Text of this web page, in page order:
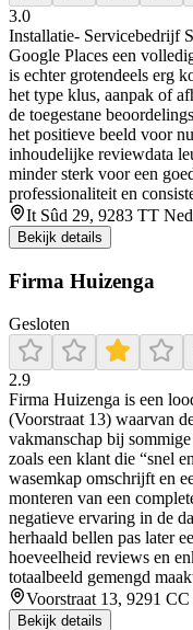
3.0
Installatie- Servicebedrijf
Google Places een
is echter grotendeels erg
het type klus, aanpak of
de toegestane
het positieve beeld voor
inhoudelijke reviewdata
minder sterk voor een
professionaliteit en
It Sûd 29, 9283 TT
Bekijk details
Firma Huizenga
Gesloten
2.9
Firma Huizenga is een
(Voorstraat 13) waarvan
vakmanschap bij
zoals een klant die “snel
wasemkap omschrijft en
monteren van een
negatieve ervaring in de
herhaald bellen pas later
hoeveelheid reviews en
totaalbeeld gemengd
Voorstraat 13, 9291
Bekijk details